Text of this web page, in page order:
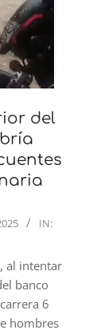
del
IN:
al intentar
banco
6
hombres